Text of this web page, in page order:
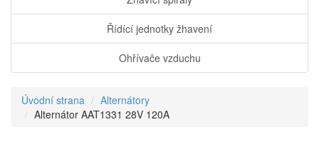
Řídící jednotky žhavení
Ohřívače vzduchu
Úvodní strana
Alternátory
Alternátor AAT1331 28V 120A